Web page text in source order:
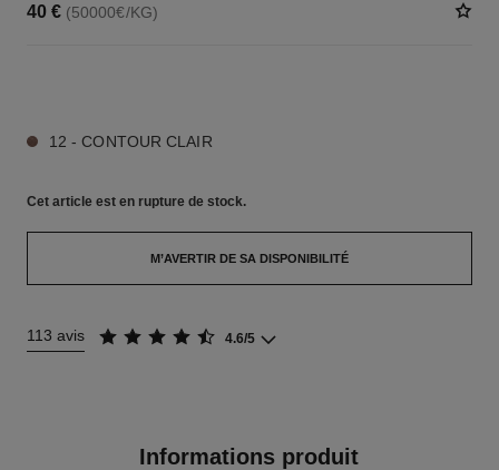
40 € (50000€/KG)
12 - CONTOUR CLAIR
Cet article est en rupture de stock.
M’AVERTIR DE SA DISPONIBILITÉ
113 avis 4.6/5
Informations produit